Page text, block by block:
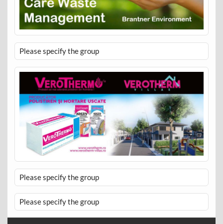
Please specify the group
Please specify the group
Please specify the group